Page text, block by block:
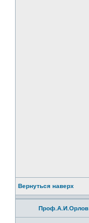
Вернуться наверх
Проф.А.И.Орлов